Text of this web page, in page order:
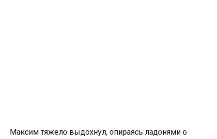
Максим тяжело выдохнул, опираясь ладонями о